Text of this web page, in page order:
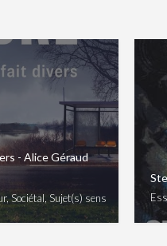
- Alice Géraud
Sociétal, Sujet(s) sensible(s), True